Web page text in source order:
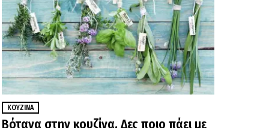
ΚΟΥΖΊΝΑ
Βότανα στην κουζίνα. Δες ποιο πάει με